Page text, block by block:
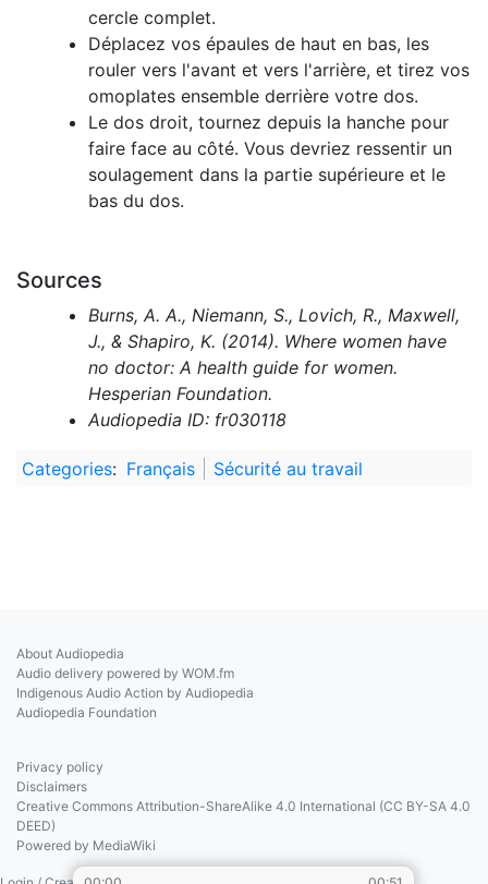
cercle complet.
Déplacez vos épaules de haut en bas, les
rouler vers l'avant et vers l'arrière, et tirez vos
omoplates ensemble derrière votre dos.
Le dos droit, tournez depuis la hanche pour
faire face au côté. Vous devriez ressentir un
soulagement dans la partie supérieure et le
bas du dos.
Sources
Burns, A. A., Niemann, S., Lovich, R., Maxwell,
J., & Shapiro, K. (2014). Where women have
no doctor: A health guide for women.
Hesperian Foundation.
Audiopedia ID: fr030118
Categories: Français Sécurité au travail
About Audiopedia
Audio delivery powered by WOM.fm
Indigenous Audio Action by Audiopedia
Audiopedia Foundation
Privacy policy
Disclaimers
Creative Commons Attribution-ShareAlike 4.0 International (CC BY-SA 4.0
DEED)
Powered by MediaWiki